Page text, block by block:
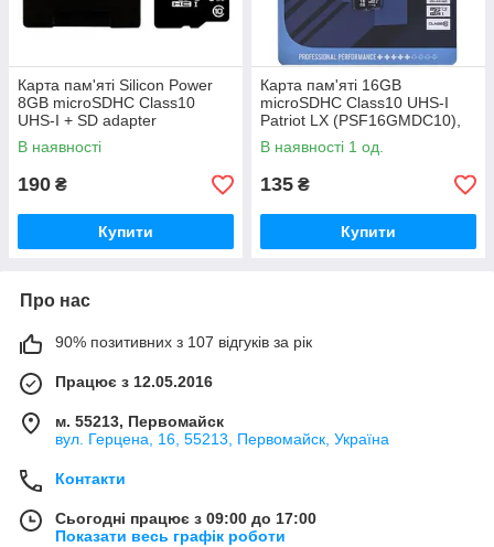
Карта пам'яті Silicon Power
8GB microSDHC Class10
UHS-I + SD adapter
(SP008GBSTH010V10SP)
В наявності
190 ₴
Купити
Карта пам'яті 16GB
microSDHC Class10 UHS-I
Patriot LX (PSF16GMDC10),
Read-80MB, Write-10MB
В наявності 1 од.
135 ₴
Купити
Про нас
90% позитивних з 107 відгуків за рік
Працює з 12.05.2016
м. 55213, Первомайск
вул. Герцена, 16, 55213, Первомайск, Україна
Контакти
Сьогодні працює з 09:00 до 17:00
Показати весь графік роботи